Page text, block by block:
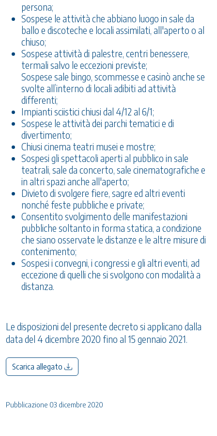
persona;
Sospese le attività che abbiano luogo in sale da
ballo e discoteche e locali assimilati, all'aperto o al
chiuso;
Sospese attività di palestre, centri benessere,
termali salvo le eccezioni previste;
Sospese sale bingo, scommesse e casinò anche se
svolte all’interno di locali adibiti ad attività
differenti;
Impianti sciistici chiusi dal 4/12 al 6/1;
Sospese le attività dei parchi tematici e di
divertimento;
Chiusi cinema teatri musei e mostre;
Sospesi gli spettacoli aperti al pubblico in sale
teatrali, sale da concerto, sale cinematografiche e
in altri spazi anche all'aperto;
Divieto di svolgere fiere, sagre ed altri eventi
nonché feste pubbliche e private;
Consentito svolgimento delle manifestazioni
pubbliche soltanto in forma statica, a condizione
che siano osservate le distanze e le altre misure di
contenimento;
Sospesi i convegni, i congressi e gli altri eventi, ad
eccezione di quelli che si svolgono con modalità a
distanza.
Le disposizioni del presente decreto si applicano dalla
data del 4 dicembre 2020 fino al 15 gennaio 2021.
Scarica allegato
Pubblicazione 03 dicembre 2020